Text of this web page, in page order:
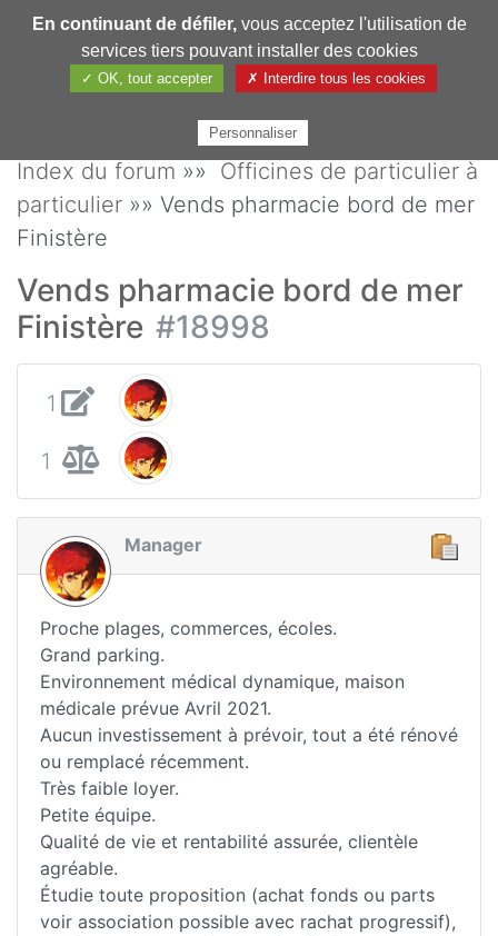
Pharmechange
Index du forum »» Officines de particulier à
particulier »» Vends pharmacie bord de mer
Finistère
Vends pharmacie bord de mer
Finistère #18998
1
1
Manager
Proche plages, commerces, écoles.
Grand parking.
Environnement médical dynamique, maison
médicale prévue Avril 2021.
Aucun investissement à prévoir, tout a été rénové
ou remplacé récemment.
Très faible loyer.
Petite équipe.
Qualité de vie et rentabilité assurée, clientèle
agréable.
Étudie toute proposition (achat fonds ou parts
voir association possible avec rachat progressif),
En continuant de défiler,vous acceptez l'utilisation de
services tiers pouvant installer des cookies
✓ OK, tout accepter ✗ Interdire tous les cookies
Personnaliser